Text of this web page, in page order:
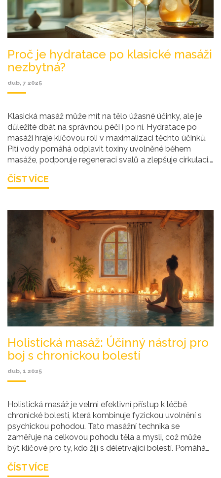
Proč je hydratace po klasické masáži
nezbytná?
dub, 7 2025
Klasická masáž může mít na tělo úžasné účinky, ale je
důležité dbát na správnou péči i po ní. Hydratace po
masáži hraje klíčovou roli v maximalizaci těchto účinků.
Pití vody pomáhá odplavit toxiny uvolněné během
masáže, podporuje regeneraci svalů a zlepšuje cirkulaci.
účinky masáže oslabeny.
ČÍST VÍCE
Holistická masáž: Účinný nástroj pro
boj s chronickou bolestí
dub, 1 2025
Holistická masáž je velmi efektivní přístup k léčbě
chronické bolesti, která kombinuje fyzickou uvolnění s
psychickou pohodou. Tato masážní technika se
zaměřuje na celkovou pohodu těla a mysli, což může
být klíčové pro ty, kdo žijí s déletrvající bolestí. Pomáhá
a podporovat pozitivní náladu. Kromě fyzického
ČÍST VÍCE